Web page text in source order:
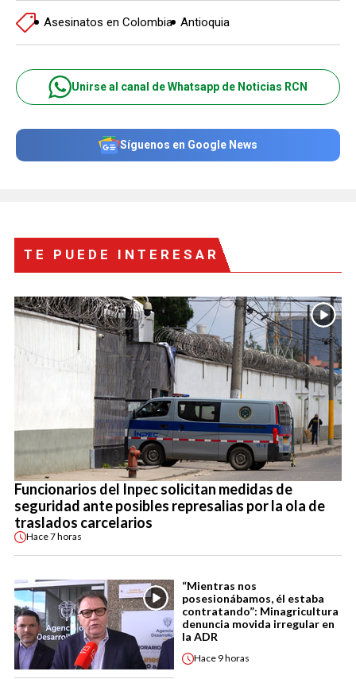
Asesinatos en Colombia Antioquia
Unirse al canal de Whatsapp de Noticias RCN
Síguenos en Google News
TE PUEDE INTERESAR
Funcionarios del Inpec solicitan medidas de
seguridad ante posibles represalias por la ola de
traslados carcelarios
Hace7 horas
“Mientras nos
posesionábamos, él estaba
contratando”: Minagricultura
denuncia movida irregular en
la ADR
Hace 9 horas